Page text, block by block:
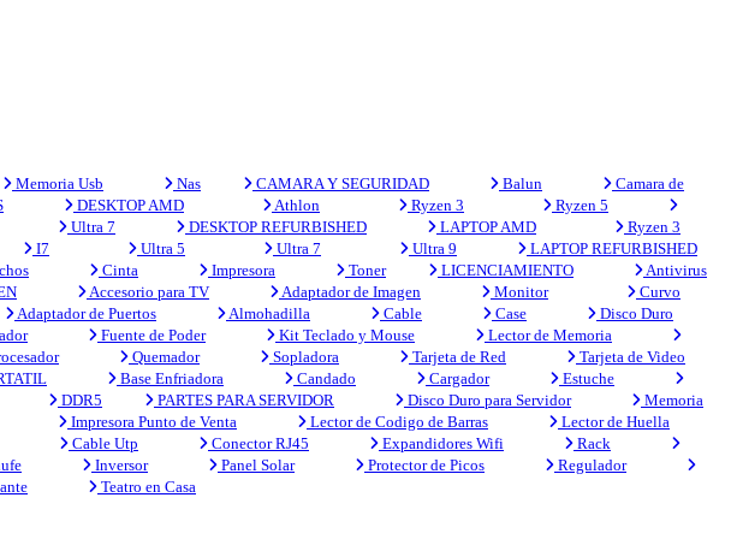
Memoria Usb Nas CAMARA Y SEGURIDAD Balun
Camara de
DESKTOP AMD Athlon Ryzen 3
Ryzen 5
Ultra 7 DESKTOP REFURBISHED LAPTOP AMD
Ryzen 3
I7 Ultra 5 Ultra 7 Ultra 9
LAPTOP REFURBISHED
Cinta Impresora Toner LICENCIAMIENTO
Antivirus
Accesorio para TV Adaptador de Imagen Monitor
Curvo
Adaptador de Puertos Almohadilla Cable Case
Disco Duro
Fuente de Poder Kit Teclado y Mouse
Lector de Memoria
Quemador Sopladora Tarjeta de Red
Tarjeta de Video
Base Enfriadora Candado Cargador
Estuche
DDR5 PARTES PARA SERVIDOR Disco Duro para Servidor
Memoria
Impresora Punto de Venta Lector de Codigo de Barras
Lector de Huella
Cable Utp Conector RJ45 Expandidores Wifi
Rack
Inversor Panel Solar Protector de Picos
Regulador
Teatro en Casa